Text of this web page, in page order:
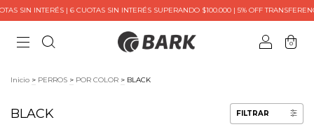
SIN INTERÉS | 6 CUOTAS SIN INTERÉS SUPERANDO $100.000 | 5% OFF TRANSFERENCIA
0
Inicio > PERROS > POR COLOR > BLACK
BLACK FILTRAR